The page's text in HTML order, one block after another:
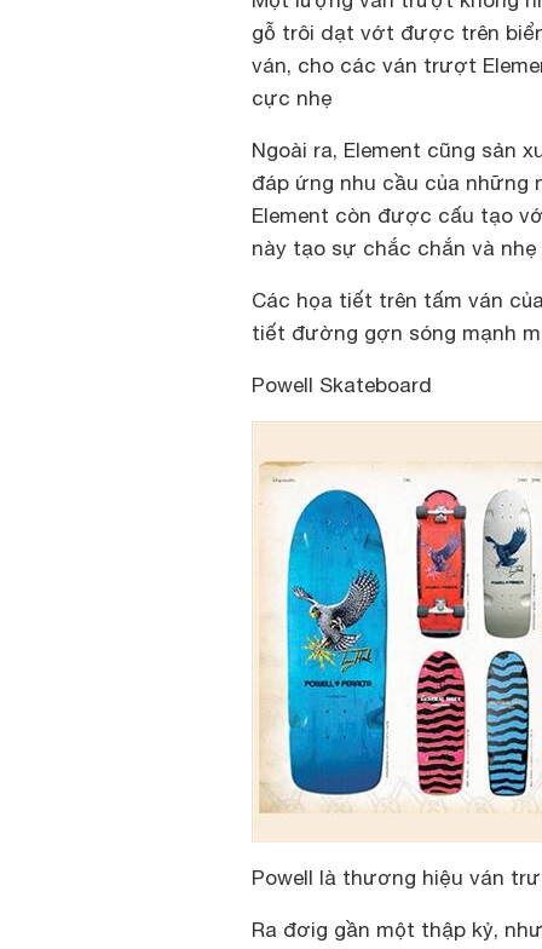
gỗ trôi dạt vớt được trên
ván, cho các ván trượt
cực nhẹ
Ngoài ra, Element cũng sản
đáp ứng nhu cầu của những
Element còn được cấu tạo
này tạo sự chắc chắn và
Các họa tiết trên tấm ván
tiết đường gợn sóng mạnh
Powell Skateboard
Powell là thương hiệu ván
Ra đơig gần một thập kỷ,